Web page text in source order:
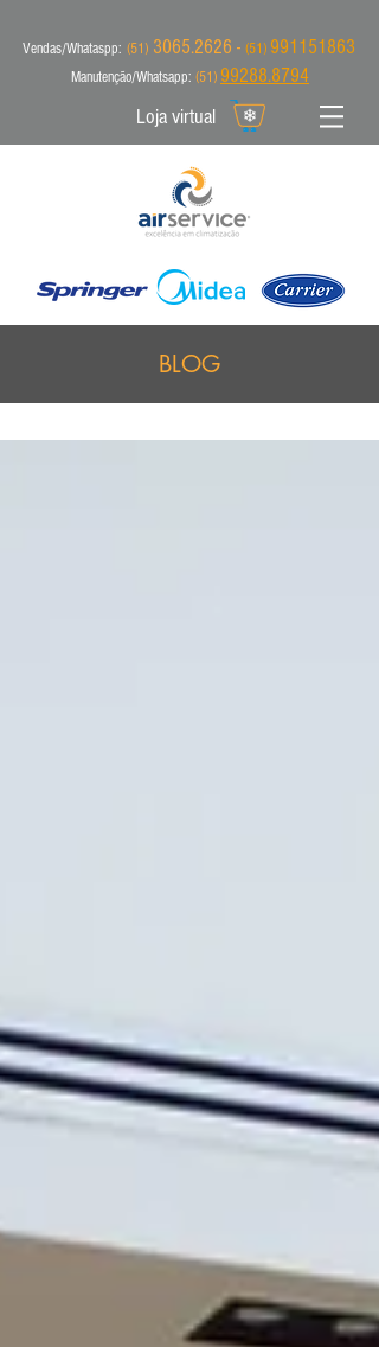
Vendas/Whataspp: (51) 3065.2626 - (51) 991151863
Manutenção/Whatsapp: (51) 99288.8794
Loja virtual
BLOG